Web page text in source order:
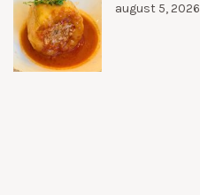
august 5, 2026